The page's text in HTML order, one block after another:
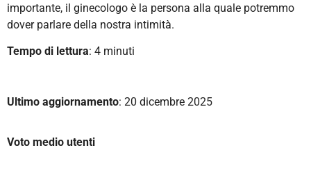
importante, il ginecologo è la persona alla quale potremmo
dover parlare della nostra intimità.
Tempo di lettura: 4 minuti
Ultimo aggiornamento: 20 dicembre 2025
Voto medio utenti